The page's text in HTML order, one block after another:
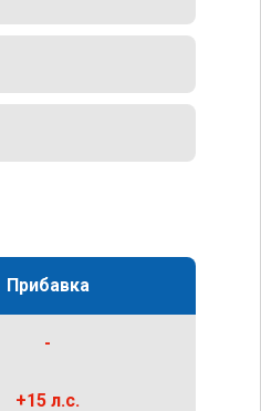
Прибавка
-
+15 л.с.